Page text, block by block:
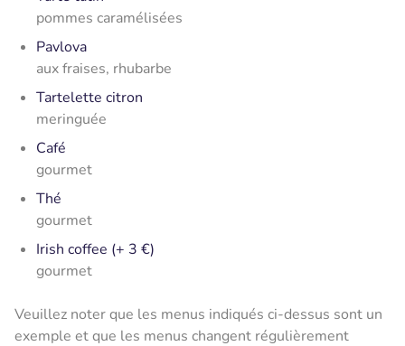
pommes caramélisées
Pavlova
aux fraises, rhubarbe
Tartelette citron
meringuée
Café
gourmet
Thé
gourmet
Irish coffee (+ 3 €)
gourmet
Veuillez noter que les menus indiqués ci-dessus sont un
exemple et que les menus changent régulièrement